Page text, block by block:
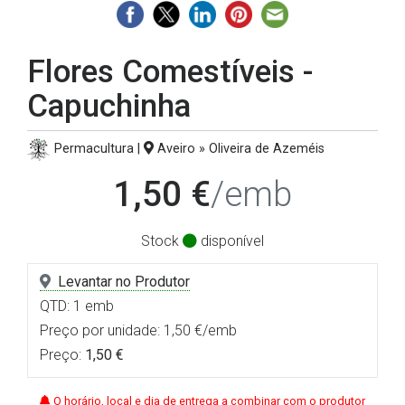
Flores Comestíveis -
Capuchinha
Permacultura | Aveiro » Oliveira de Azeméis
1,50 €/emb
Stock disponível
Levantar no Produtor
QTD: 1 emb
Preço por unidade: 1,50 €/emb
Preço: 1,50 €
O horário, local e dia de entrega a combinar com o produtor